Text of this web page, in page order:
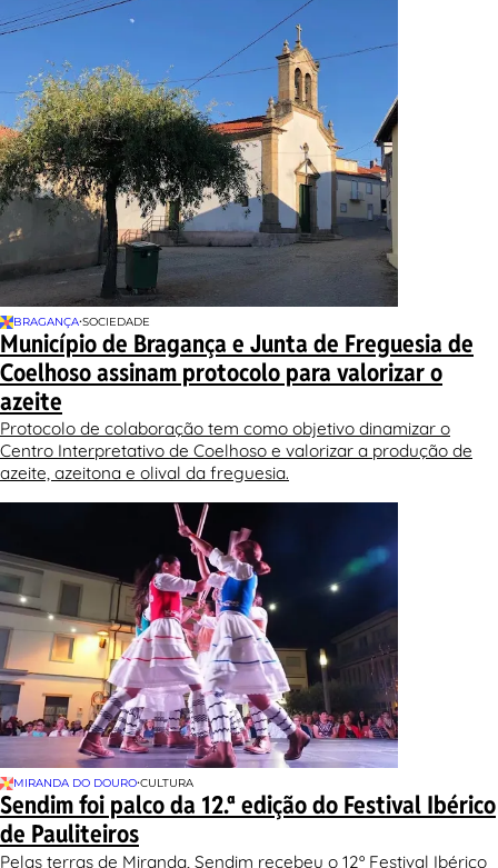
BRAGANÇA•SOCIEDADE
Município de Bragança e Junta de Freguesia de
Coelhoso assinam protocolo para valorizar o
azeite
Protocolo de colaboração tem como objetivo dinamizar o
Centro Interpretativo de Coelhoso e valorizar a produção de
azeite, azeitona e olival da freguesia.
MIRANDA DO DOURO•CULTURA
Sendim foi palco da 12.ª edição do Festival Ibérico
de Pauliteiros
Pelas terras de Miranda, Sendim recebeu o 12º Festival Ibérico